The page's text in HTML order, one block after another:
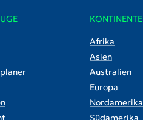
KONTINENTE
Afrika
Asien
Australien
Europa
Nordamerika
Südamerika